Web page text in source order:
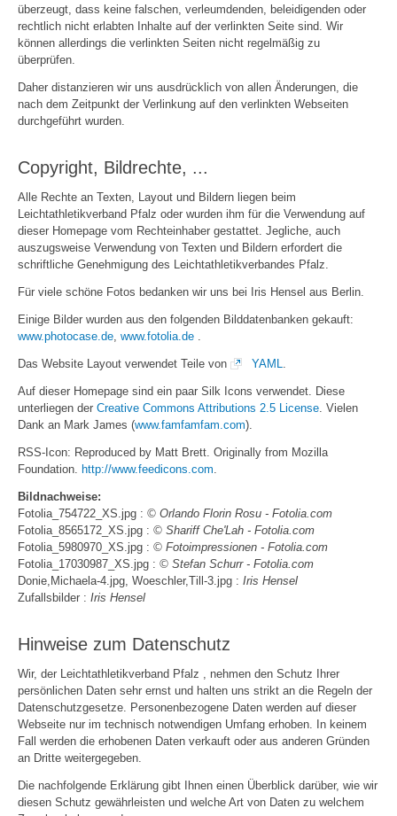
überzeugt, dass keine falschen, verleumdenden, beleidigenden oder
rechtlich nicht erlabten Inhalte auf der verlinkten Seite sind. Wir
können allerdings die verlinkten Seiten nicht regelmäßig zu
überprüfen.
Daher distanzieren wir uns ausdrücklich von allen Änderungen, die
nach dem Zeitpunkt der Verlinkung auf den verlinkten Webseiten
durchgeführt wurden.
Copyright, Bildrechte, ...
Alle Rechte an Texten, Layout und Bildern liegen beim
Leichtathletikverband Pfalz oder wurden ihm für die Verwendung auf
dieser Homepage vom Rechteinhaber gestattet. Jegliche, auch
auszugsweise Verwendung von Texten und Bildern erfordert die
schriftliche Genehmigung des Leichtathletikverbandes Pfalz.
Für viele schöne Fotos bedanken wir uns bei Iris Hensel aus Berlin.
Einige Bilder wurden aus den folgenden Bilddatenbanken gekauft:
www.photocase.de, www.fotolia.de.
Das Website Layout verwendet Teile von YAML.
Auf dieser Homepage sind ein paar Silk Icons verwendet. Diese
unterliegen der Creative Commons Attributions 2.5 License. Vielen
Dank an Mark James (www.famfamfam.com).
RSS-Icon: Reproduced by Matt Brett. Originally from Mozilla
Foundation. http://www.feedicons.com.
Bildnachweise:
Fotolia_754722_XS.jpg : © Orlando Florin Rosu - Fotolia.com
Fotolia_8565172_XS.jpg : © Shariff Che'Lah - Fotolia.com
Fotolia_5980970_XS.jpg : © Fotoimpressionen - Fotolia.com
Fotolia_17030987_XS.jpg : © Stefan Schurr - Fotolia.com
Donie,Michaela-4.jpg, Woeschler,Till-3.jpg : Iris Hensel
Zufallsbilder : Iris Hensel
Hinweise zum Datenschutz
Wir, der Leichtathletikverband Pfalz , nehmen den Schutz Ihrer
persönlichen Daten sehr ernst und halten uns strikt an die Regeln der
Datenschutzgesetze. Personenbezogene Daten werden auf dieser
Webseite nur im technisch notwendigen Umfang erhoben. In keinem
Fall werden die erhobenen Daten verkauft oder aus anderen Gründen
an Dritte weitergegeben.
Die nachfolgende Erklärung gibt Ihnen einen Überblick darüber, wie wir
diesen Schutz gewährleisten und welche Art von Daten zu welchem